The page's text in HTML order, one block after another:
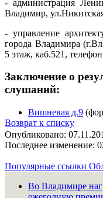
- администрация
Владимир,
- управление
города Владимира
5 этаж, каб.521,
Заключение о
слушаний:
Вишневая д.9
Возврат к списку
Опубликовано:
Последнее изменение:
Популярные ссылки
Во Владимире